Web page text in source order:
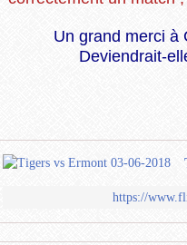
Un grand merci à
Deviendrait-
https://